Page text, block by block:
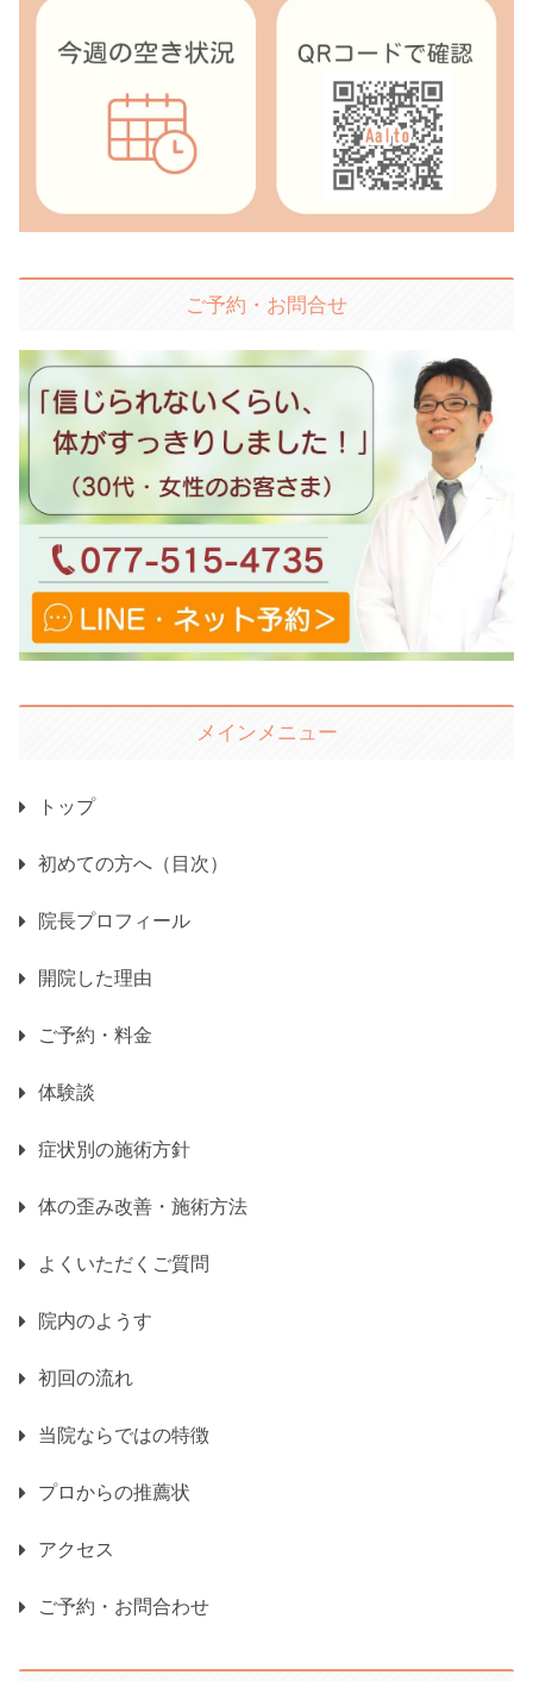
ご予約・お問合せ
メインメニュー
トップ
初めての方へ（目次）
院長プロフィール
開院した理由
ご予約・料金
体験談
症状別の施術方針
体の歪み改善・施術方法
よくいただくご質問
院内のようす
初回の流れ
当院ならではの特徴
プロからの推薦状
アクセス
ご予約・お問合わせ